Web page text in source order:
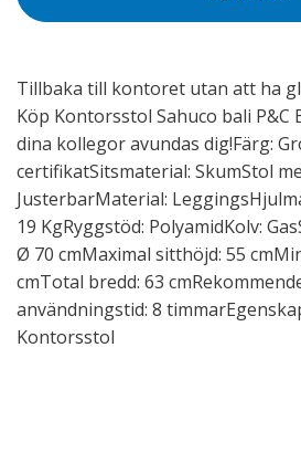
Tillbaka till kontoret utan att ha
Köp Kontorsstol Sahuco bali P&C
dina kollegor avundas dig!Färg:
certifikatSitsmaterial: SkumStol
JusterbarMaterial:
19 KgRyggstöd: PolyamidKolv:
Ø 70 cmMaximal sitthöjd: 55
cmTotal bredd: 63
användningstid: 8
Kontorsstol